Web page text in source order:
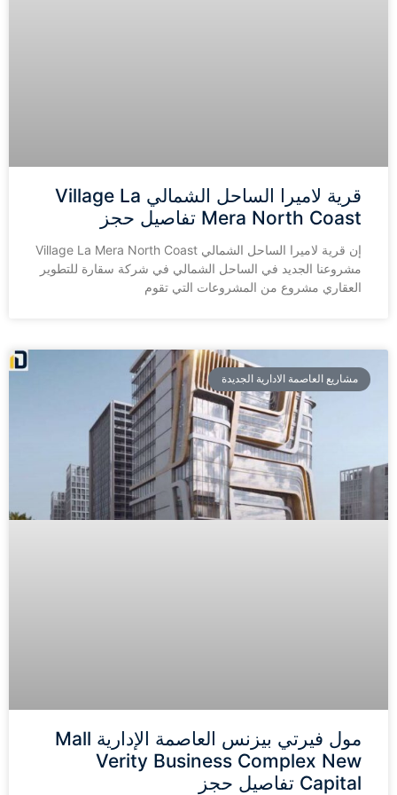
قرية لاميرا الساحل الشمالي Village La
Mera North Coast تفاصيل حجز
إن قرية لاميرا الساحل الشمالي Village La Mera North Coast
مشروعنا الجديد في الساحل الشمالي في شركة سقارة للتطوير
العقاري مشروع من المشروعات التي تقوم
مشاريع العاصمة الادارية الجديدة
مول فيرتي بيزنس العاصمة الإدارية Mall
Verity Business Complex New
Capital تفاصيل حجز